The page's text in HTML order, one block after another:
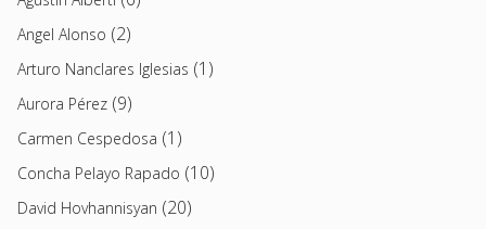
Angel Alonso (2)
Arturo Nanclares Iglesias (1)
Aurora Pérez (9)
Carmen Cespedosa (1)
Concha Pelayo Rapado (10)
David Hovhannisyan (20)